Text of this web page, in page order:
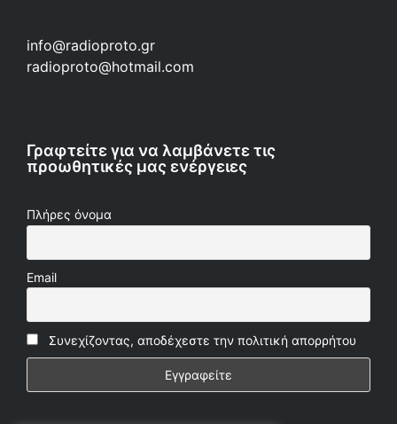
info@radioproto.gr
radioproto@hotmail.com
Γραφτείτε για να λαμβάνετε τις
προωθητικές μας ενέργειες
Πλήρες όνομα
Email
Συνεχίζοντας, αποδέχεστε την πολιτική απορρήτου